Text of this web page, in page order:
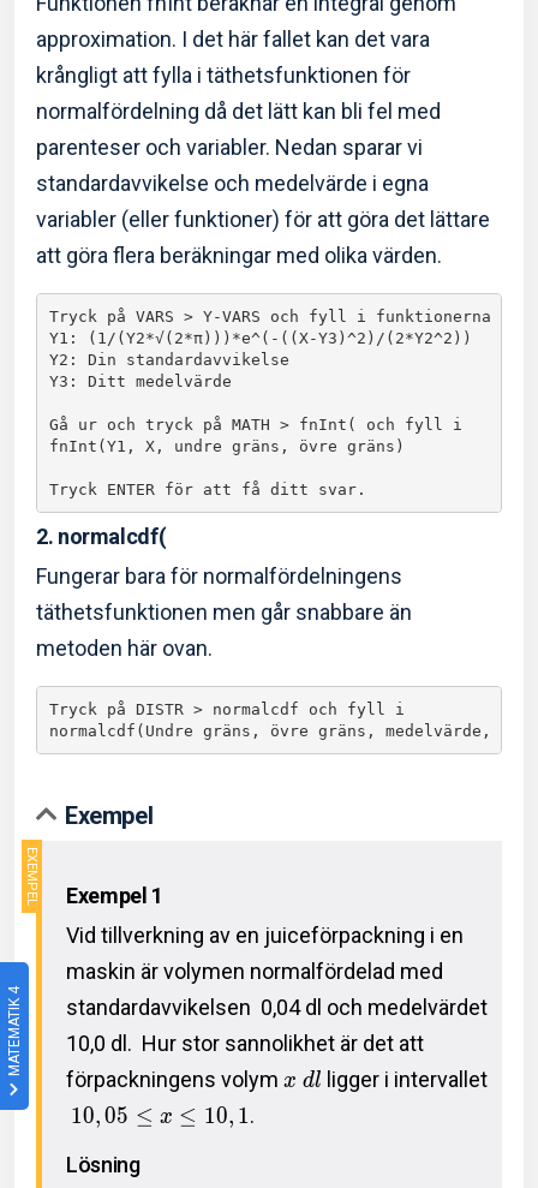
MATEMATIK 4
approximation. I det här fallet kan det vara
krångligt att fylla i täthetsfunktionen för
normalfördelning då det lätt kan bli fel med
parenteser och variabler. Nedan sparar vi
standardavvikelse och medelvärde i egna
variabler (eller funktioner) för att göra det lättare
att göra flera beräkningar med olika värden.
Tryck på VARS > Y-VARS och fyll i funktionerna
Y1: (1/(Y2*√(2*π)))*e^(-((X-Y3)^2)/(2*Y2^2))
Y2: Din standardavvikelse
Y3: Ditt medelvärde
Gå ur och tryck på MATH > fnInt( och fyll i
fnInt(Y1, X, undre gräns, övre gräns)
Tryck ENTER för att få ditt svar.
2. normalcdf(
Fungerar bara för normalfördelningens
täthetsfunktionen men går snabbare än
metoden här ovan.
Tryck på DISTR > normalcdf och fyll i
normalcdf(Undre gräns, övre gräns, medelvärde,
Exempel
Exempel 1
Vid tillverkning av en juiceförpackning i en
maskin är volymen normalfördelad med
standardavvikelsen 0,04 dl och medelvärdet
10,0 dl. Hur stor sannolikhet är det att
förpackningens volym x dl ligger i intervallet
10,05 ≤ x ≤ 10, 1.
Lösning